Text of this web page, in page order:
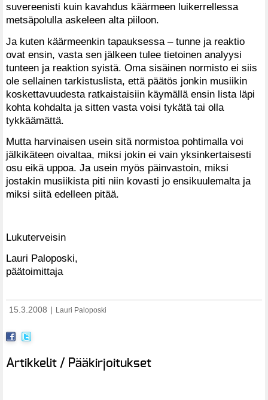
suvereenisti kuin kavahdus käärmeen luikerrellessa
metsäpolulla askeleen alta piiloon.
Ja kuten käärmeenkin tapauksessa – tunne ja reaktio
ovat ensin, vasta sen jälkeen tulee tietoinen analyysi
tunteen ja reaktion syistä. Oma sisäinen normisto ei siis
ole sellainen tarkistuslista, että päätös jonkin musiikin
koskettavuudesta ratkaistaisiin käymällä ensin lista läpi
kohta kohdalta ja sitten vasta voisi tykätä tai olla
tykkäämättä.
Mutta harvinaisen usein sitä normistoa pohtimalla voi
jälkikäteen oivaltaa, miksi jokin ei vain yksinkertaisesti
osu eikä uppoa. Ja usein myös päinvastoin, miksi
jostakin musiikista piti niin kovasti jo ensikuulemalta ja
miksi siitä edelleen pitää.
Lukuterveisin
Lauri Paloposki,
päätoimittaja
15.3.2008 Lauri Paloposki
Artikkelit / Pääkirjoitukset